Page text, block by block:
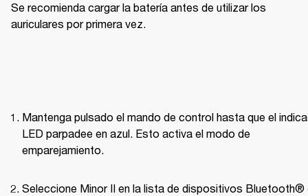
Se recomienda cargar la batería antes de utilizar los
auriculares por primera vez.
Mantenga pulsado el mando de control hasta que el
LED parpadee en azul. Esto activa el modo de
emparejamiento.
Seleccione Minor II en la lista de dispositivos Bluetooth®